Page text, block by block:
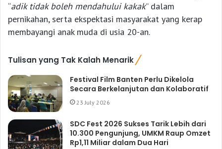
“adik tidak boleh mendahului kakak” dalam
pernikahan, serta ekspektasi masyarakat yang kerap
membayangi anak muda di usia 20-an.
Tulisan yang Tak Kalah Menarik
Festival Film Banten Perlu Dikelola
Secara Berkelanjutan dan Kolaboratif
23 July 2026
SDC Fest 2026 Sukses Tarik Lebih dari
10.300 Pengunjung, UMKM Raup Omzet
Rp1,11 Miliar dalam Dua Hari